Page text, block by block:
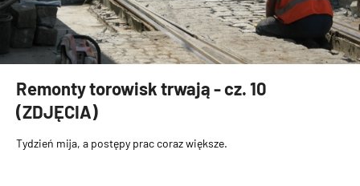
Remonty torowisk trwają - cz. 10
(ZDJĘCIA)
Tydzień mija, a postępy prac coraz większe.